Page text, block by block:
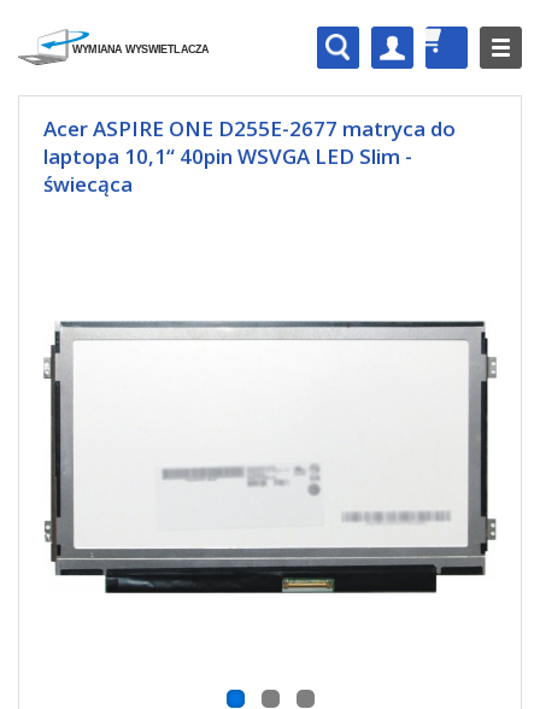
Acer ASPIRE ONE D255E-2677 matryca do
laptopa 10,1“ 40pin WSVGA LED Slim -
świecąca